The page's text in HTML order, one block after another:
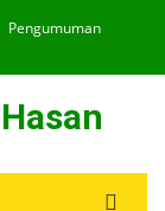
Pengumuman